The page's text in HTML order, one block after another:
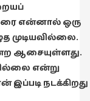
என்னால் ஒரு
முடியவில்லை.
ஆசையுள்ளது.
என்று
நடக்கிறது